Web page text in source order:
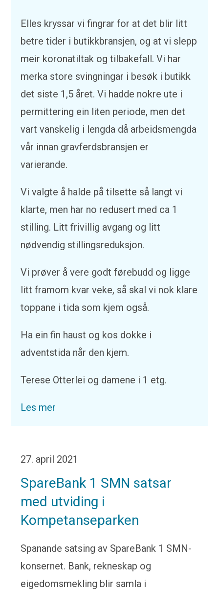
Elles kryssar vi fingrar for at det blir litt
betre tider i butikkbransjen, og at vi slepp
meir koronatiltak og tilbakefall. Vi har
merka store svingningar i besøk i butikk
det siste 1,5 året. Vi hadde nokre ute i
permittering ein liten periode, men det
vart vanskelig i lengda då arbeidsmengda
vår innan gravferdsbransjen er
varierande.
Vi valgte å halde på tilsette så langt vi
klarte, men har no redusert med ca 1
stilling. Litt frivillig avgang og litt
nødvendig stillingsreduksjon.
Vi prøver å vere godt førebudd og ligge
litt framom kvar veke, så skal vi nok klare
toppane i tida som kjem også.
Ha ein fin haust og kos dokke i
adventstida når den kjem.
Terese Otterlei og damene i 1 etg.
Les mer
27. april 2021
SpareBank 1 SMN satsar
med utviding i
Kompetanseparken
Spanande satsing av SpareBank 1 SMN-
konsernet. Bank, rekneskap og
eigedomsmekling blir samla i